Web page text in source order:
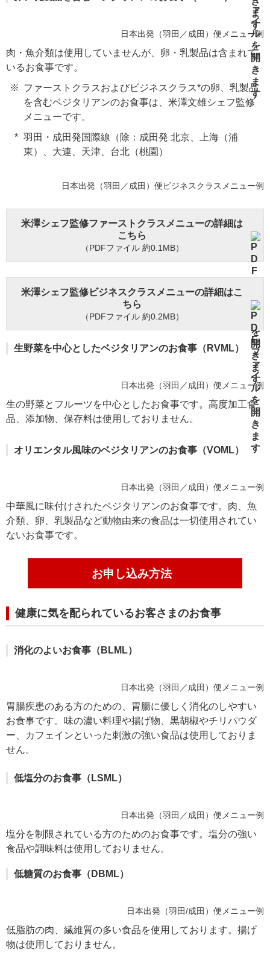
日本出発（羽田／成田）便メニュー例
肉・魚介類は使用していませんが、卵・乳製品は含まれて
いるお食事です。
ファーストクラスおよびビジネスクラス*の卵、乳製品
を含むベジタリアンのお食事は、米澤文雄シェフ監修
メニューです。
羽田・成田発国際線（除：成田発 北京、上海（浦
東）、大連、天津、台北（桃園）
日本出発（羽田／成田）便ビジネスクラスメニュー例
米澤シェフ監修ファーストクラスメニューの詳細は
こちら
（PDFファイル 約0.1MB）
米澤シェフ監修ビジネスクラスメニューの詳細はこ
ちら
（PDFファイル 約0.2MB）
生野菜を中心としたベジタリアンのお食事（RVML）
日本出発（羽田／成田）便メニュー例
生の野菜とフルーツを中心としたお食事です。高度加工食
品、添加物、保存料は使用しておりません。
オリエンタル風味のベジタリアンのお食事（VOML）
日本出発（羽田／成田）便メニュー例
中華風に味付けされたベジタリアンのお食事です。肉、魚
介類、卵、乳製品など動物由来の食品は一切使用されてい
ないお食事です。
お申し込み方法
健康に気を配られているお客さまのお食事
消化のよいお食事（BLML）
日本出発（羽田／成田）便メニュー例
胃腸疾患のある方のための、胃腸に優しく消化のしやすい
お食事です。味の濃い料理や揚げ物、黒胡椒やチリパウダ
ー、カフェインといった刺激の強い食品は使用しておりま
せん。
低塩分のお食事（LSML）
日本出発（羽田／成田）便メニュー例
塩分を制限されている方のためのお食事です。塩分の強い
食品や調味料は使用しておりません。
低糖質のお食事（DBML）
日本出発（羽田/成田）便メニュー例
低脂肪の肉、繊維質の多い食品を使用しております。揚げ
物は使用しておりません。